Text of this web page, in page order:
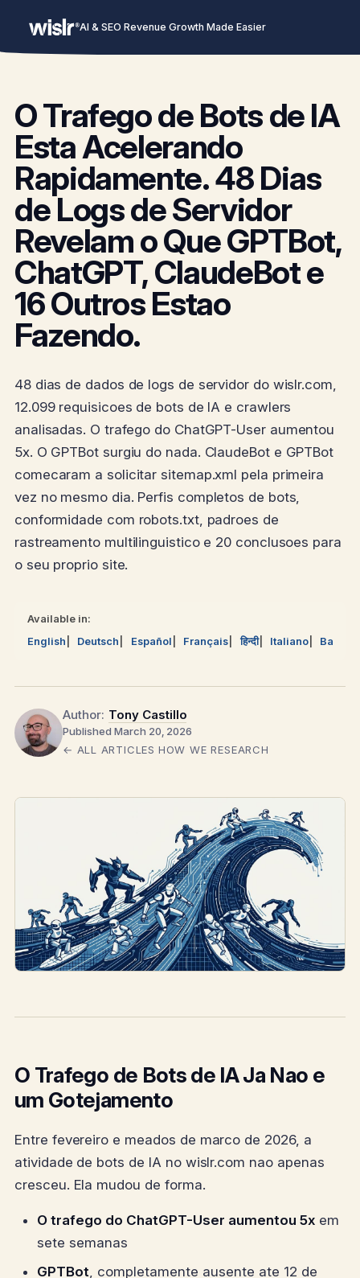
AI & SEO Revenue Growth Made Easier
O Trafego de Bots de IA
Esta Acelerando
Rapidamente. 48 Dias
de Logs de Servidor
Revelam o Que GPTBot,
ChatGPT, ClaudeBot e
16 Outros Estao
Fazendo.
48 dias de dados de logs de servidor do wislr.com,
12.099 requisicoes de bots de IA e crawlers
analisadas. O trafego do ChatGPT-User aumentou
5x. O GPTBot surgiu do nada. ClaudeBot e GPTBot
comecaram a solicitar sitemap.xml pela primeira
vez no mesmo dia. Perfis completos de bots,
conformidade com robots.txt, padroes de
rastreamento multilinguistico e 20 conclusoes para
o seu proprio site.
Available in:
English
Deutsch Español Français हिन्दी Italiano
Author: Tony Castillo
Published March 20, 2026
← ALL ARTICLES HOW WE RESEARCH
O Trafego de Bots de IA Ja Nao e
um Gotejamento
Entre fevereiro e meados de marco de 2026, a
atividade de bots de IA no wislr.com nao apenas
cresceu. Ela mudou de forma.
O trafego do ChatGPT-User aumentou 5x em
sete semanas
GPTBot, completamente ausente ate 12 de